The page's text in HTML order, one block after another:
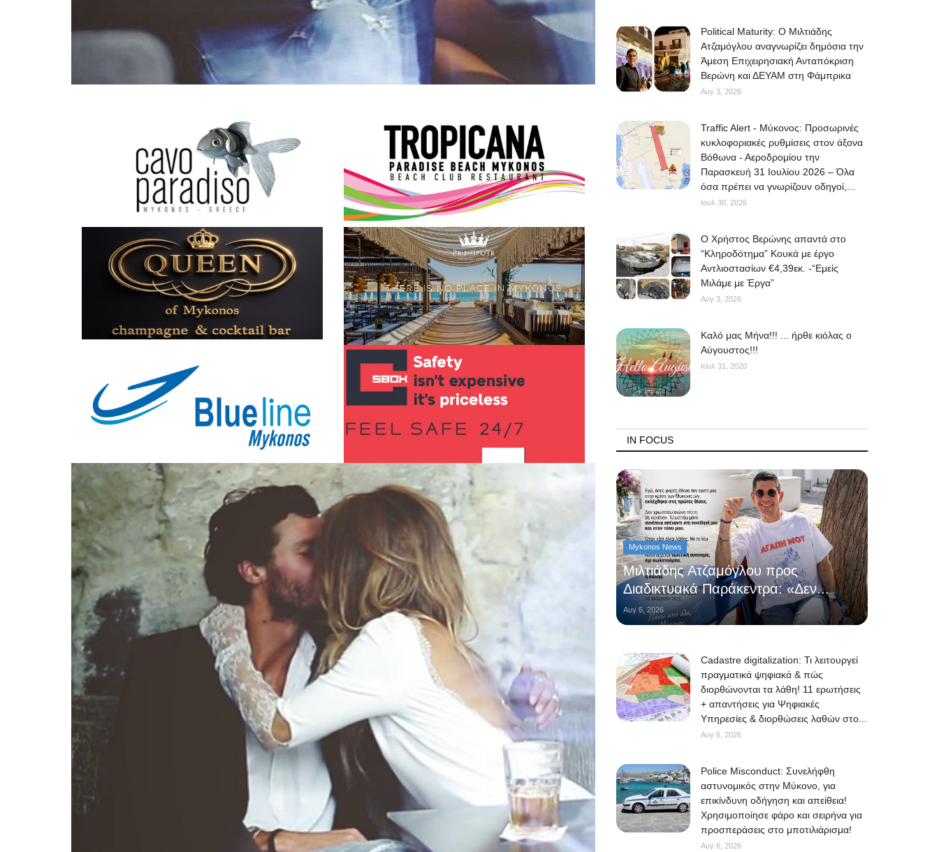
Political Maturity: Ο Μιλτιάδης
Ατζαμόγλου αναγνωρίζει δημόσια την
Άμεση Επιχειρησιακή Ανταπόκριση
Βερώνη και ΔΕΥΑΜ στη Φάμπρικα
Αυγ 3, 2026
Traffic Alert - Μύκονος: Προσωρινές
κυκλοφοριακές ρυθμίσεις στον άξονα
Βόθωνα - Αεροδρομίου την
Παρασκευή 31 Ιουλίου 2026 – Όλα
όσα πρέπει να γνωρίζουν οδηγοί,...
Ιουλ 30, 2026
O Χρήστος Βερώνης απαντά στο
“Κληροδότημα” Κουκά με έργο
Αντλιοστασίων €4,39εκ. -“Εμείς
Μιλάμε με Έργα”
Αυγ 3, 2026
Kαλό μας Μήνα!!! ... ήρθε κιόλας ο
Αύγουστος!!!
Ιουλ 31, 2020
IN FOCUS
Mykonos News
Μιλτιάδης Ατζαμόγλου προς
Διαδικτυακά Παράκεντρα: «Δεν...
Αυγ 6, 2026
Cadastre digitalization: Τι λειτουργεί
πραγματικά ψηφιακά & πώς
διορθώνονται τα λάθη! 11 ερωτήσεις
+ απαντήσεις για Ψηφιακές
Υπηρεσίες & διορθώσεις λαθών στο...
Αυγ 6, 2026
Police Misconduct: Συνελήφθη
αστυνομικός στην Μύκονο, για
επικίνδυνη οδήγηση και απείθεια!
Χρησιμοποίησε φάρο και σειρήνα για
προσπεράσεις στο μποτιλιάρισμα!
Αυγ 6, 2026